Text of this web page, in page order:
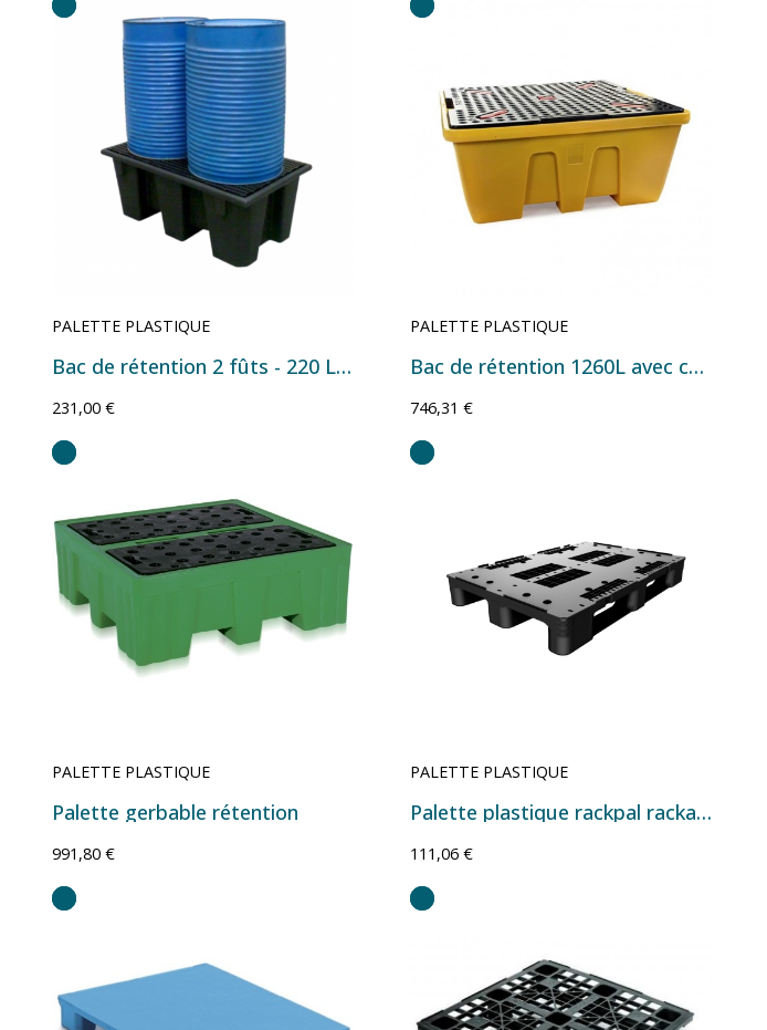
PALETTE PLASTIQUE
Bac de rétention 2 fûts - 220 L - 1265×700×495 mm
231,00 €
PALETTE PLASTIQUE
Bac de rétention 1260L avec caillebotis pour conteneur GRV IBC
746,31 €
PALETTE PLASTIQUE
Palette gerbable rétention
991,80 €
PALETTE PLASTIQUE
Palette plastique rackpal rackable 800 kg
111,06 €